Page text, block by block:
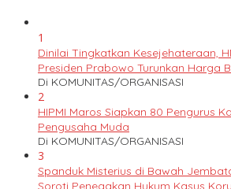
1
Dinilai Tingkatkan Kesejehateraan,
Presiden Prabowo Turunkan Harga
Di KOMUNITAS/ORGANISASI
2
HIPMI Maros Siapkan 80 Pengurus
Pengusaha Muda
Di KOMUNITAS/ORGANISASI
3
Spanduk Misterius di Bawah
Soroti Penegakan Hukum Kasus